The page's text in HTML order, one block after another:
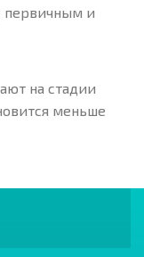
первичным и
на стадии
меньше